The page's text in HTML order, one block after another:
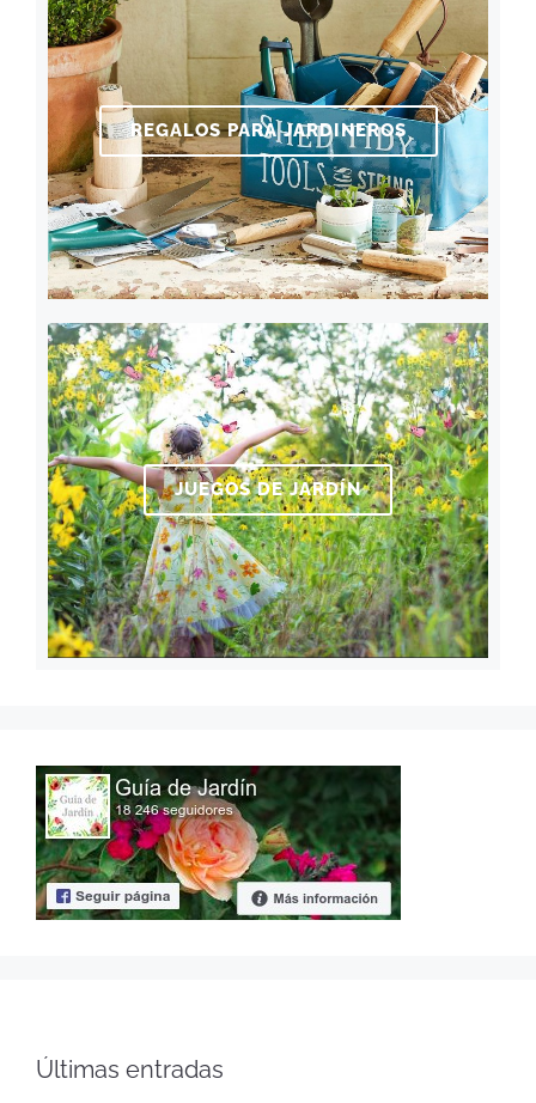
REGALOS PARA JARDINEROS
JUEGOS DE JARDÍN
Últimas entradas